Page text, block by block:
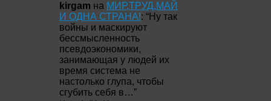
kirgam на МИР,ТРУД,МАЙ
И ОДНА СТРАНА!: “Ну так
войны и маскируют
бессмысленность
псевдоэкономики,
занимающая у людей их
время система не
настолько глупа, чтобы
сгубить себя в…”